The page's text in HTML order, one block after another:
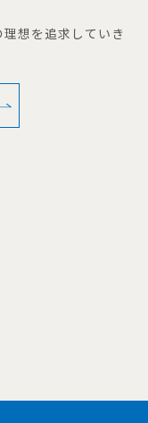
想を追求していき